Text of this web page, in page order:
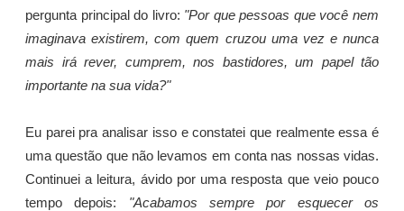
pergunta principal do livro: "Por que pessoas que você nem
imaginava existirem, com quem cruzou uma vez e nunca
mais irá rever, cumprem, nos bastidores, um papel tão
importante na sua vida?"
Eu parei pra analisar isso e constatei que realmente essa é
uma questão que não levamos em conta nas nossas vidas.
Continuei a leitura, ávido por uma resposta que veio pouco
tempo depois: "Acabamos sempre por esquecer os